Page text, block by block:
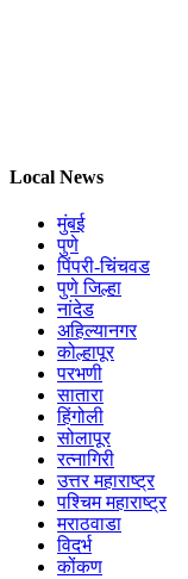
Local News
मुंबई
पुणे
पिंपरी-चिंचवड
पुणे जिल्हा
नांदेड
अहिल्यानगर
कोल्हापूर
परभणी
सातारा
हिंगोली
सोलापूर
रत्नागिरी
उत्तर महाराष्ट्र
पश्चिम महाराष्ट्र
मराठवाडा
विदर्भ
कोंकण